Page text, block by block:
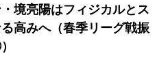
境亮陽はフィジカルとス
高みへ（春季リーグ戦振